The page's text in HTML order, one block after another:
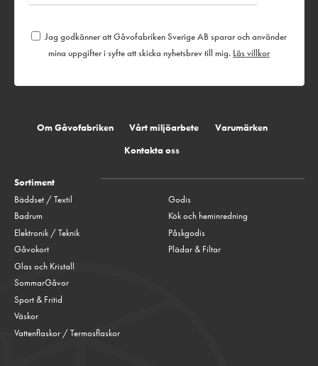
Jag godkänner att Gåvofabriken Sverige AB sparar och använder
mina uppgifter i syfte att skicka nyhetsbrev till mig. Läs villkor
Om Gåvofabriken Vårt miljöarbete
Varumärken
Kontakta oss
Sortiment
Bäddset / Textil
Badrum
Elektronik / Teknik
Gåvokort
Glas och Kristall
Godis
Kök och heminredning
Påskgodis
Plädar & Filtar
SommarGåvor
Sport & Fritid
Väskor
Vattenflaskor / Termosflaskor